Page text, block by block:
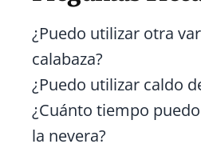
¿Puedo utilizar otra
calabaza?
¿Puedo utilizar caldo
¿Cuánto tiempo
la nevera?